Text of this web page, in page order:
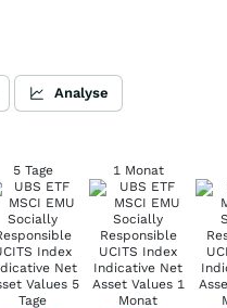
Analyse
5 Tage 1 Monat